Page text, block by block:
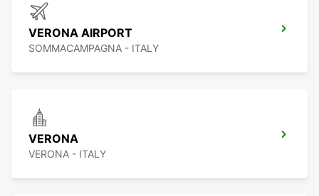
VERONA AIRPORT
SOMMACAMPAGNA - ITALY
VERONA
VERONA - ITALY